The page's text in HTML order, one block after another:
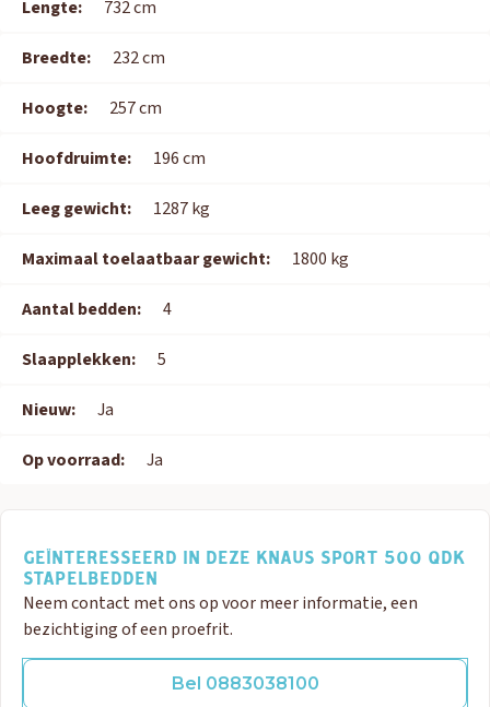
Lengte: 732 cm
Breedte: 232 cm
Hoogte: 257 cm
Hoofdruimte: 196 cm
Leeg gewicht: 1287 kg
Maximaal toelaatbaar gewicht: 1800 kg
Aantal bedden: 4
Slaapplekken: 5
Nieuw: Ja
Op voorraad: Ja
GEÏNTERESSEERD IN DEZE KNAUS SPORT 500 QDK
STAPELBEDDEN
Neem contact met ons op voor meer informatie, een
bezichtiging of een proefrit.
Bel 0883038100